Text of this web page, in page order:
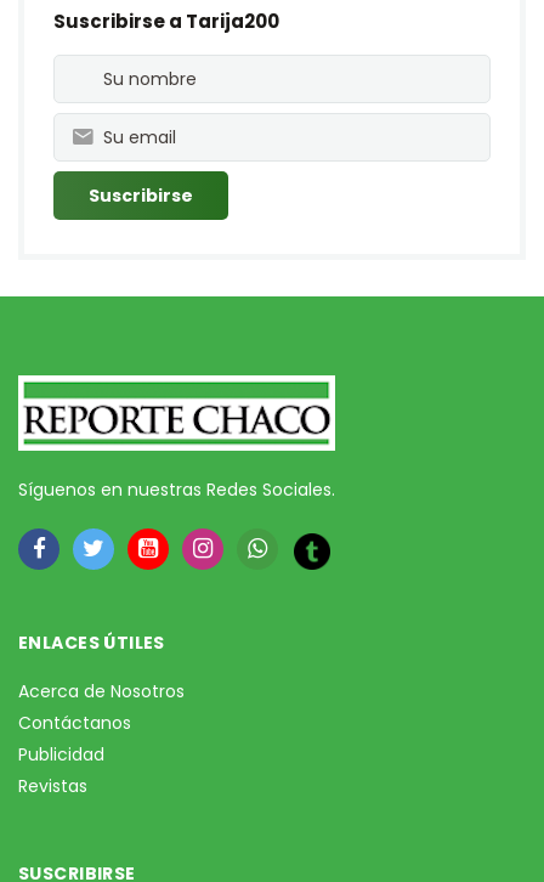
Suscribirse a Tarija200
Síguenos en nuestras Redes Sociales.
ENLACES ÚTILES
Acerca de Nosotros
Contáctanos
Publicidad
Revistas
SUSCRIBIRSE